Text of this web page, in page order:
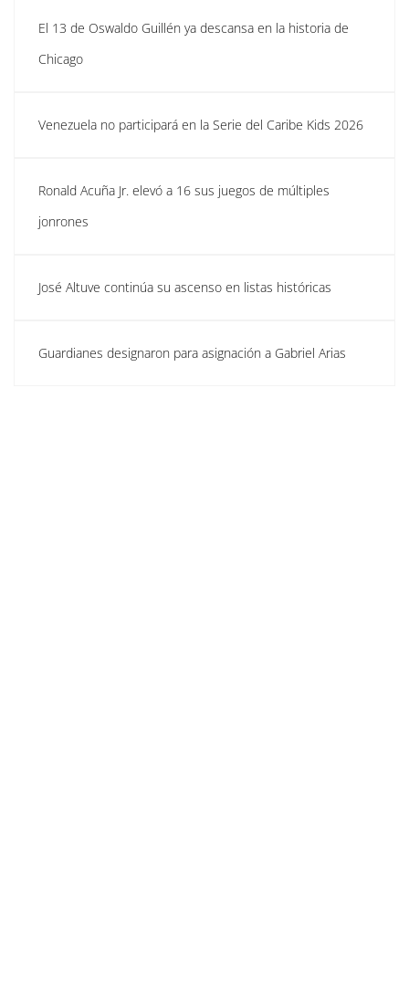
El 13 de Oswaldo Guillén ya descansa en la historia de
Chicago
Venezuela no participará en la Serie del Caribe Kids 2026
Ronald Acuña Jr. elevó a 16 sus juegos de múltiples
jonrones
José Altuve continúa su ascenso en listas históricas
Guardianes designaron para asignación a Gabriel Arias